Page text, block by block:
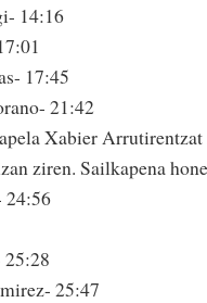
14:16
17:45
21:42
Xabier
ziren. Sailkapena
24:56
25:28
25:47